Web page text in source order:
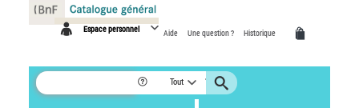
Espace personnel Aide Une question ? Historique
Tout
Panneau de gestion des cookies